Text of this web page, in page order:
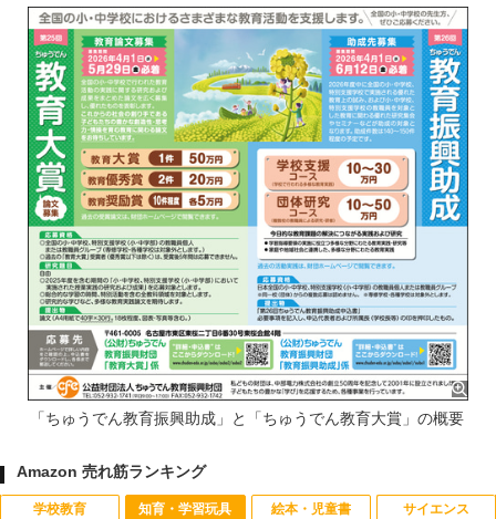
「ちゅうでん教育振興助成」と「ちゅうでん教育大賞」の概要
Amazon 売れ筋ランキング
学校教育 知育・学習玩具 絵本・児童書 サイエンス